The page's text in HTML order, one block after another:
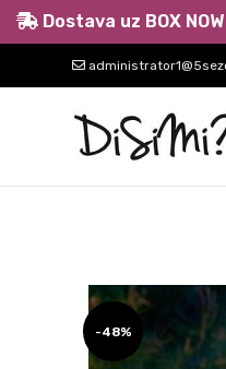
-48%
Dostava uz BOX